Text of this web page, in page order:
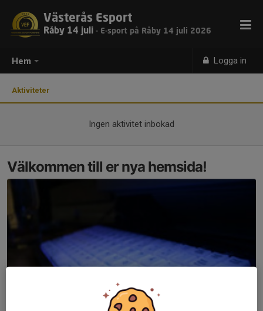
Hem Logga in
Västerås Esport
Råby 14 juli - E-sport på Råby 14 juli 2026
Aktiviteter
Ingen aktivitet inbokad
Välkommen till er nya hemsida!